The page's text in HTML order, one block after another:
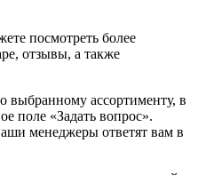
посмотреть более
отзывы, а также
выбранному ассортименту, в
поле «Задать вопрос».
менеджеры ответят вам в